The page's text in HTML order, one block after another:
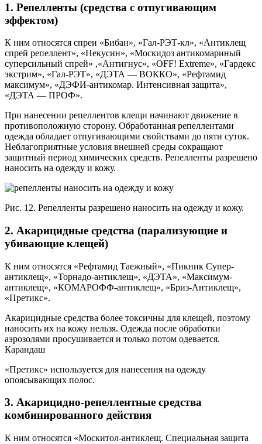
1. Репелленты (средства с отпугивающим
эффектом)
К ним относятся спреи «Бибан», «Гал-РЭТ-кл», «Антиклещ
спрей репеллент», «Некусин», «Москидоз антикомариный
суперсильный спрей» ,«Антигнус», «OFF! Extreme», «Гардекс
экстрим», «Гал-РЭТ», «ДЭТА — ВОККО», «Рефтамид
максимум», «ДЭФИ-антикомар. Интенсивная защита»,
«ДЭТА — ПРОФ».
При нанесении репеллентов клещи начинают движение в
противоположную сторону. Обработанная репеллентами
одежда обладает отпугивающими свойствами до пяти суток.
Неблагоприятные условия внешней среды сокращают
защитный период химических средств. Репелленты разрешено
наносить на одежду и кожу.
Рис. 12. Репелленты разрешено наносить на одежду и кожу.
2. Акарицидные средства (парализующие и
убивающие клещей)
К ним относятся «Рефтамид Таежный», «Пикник Супер-
антиклещ», «Торнадо-антиклещ», «ДЭТА», «Максимум-
антиклещ», «КОМАРОФФ-антиклещ», «Бриз-Антиклещ»,
«Претикс».
Акарицидные средства более токсичны для клещей, поэтому
наносить их на кожу нельзя. Одежда после обработки
аэрозолями просушивается и только потом одевается.
Карандаш
«Претикс» используется для нанесения на одежду
опоясывающих полос.
3. Акарицидно-репеллентные средства
комбинированного действия
К ним относятся «Москитол-антиклещ. Специальная защита